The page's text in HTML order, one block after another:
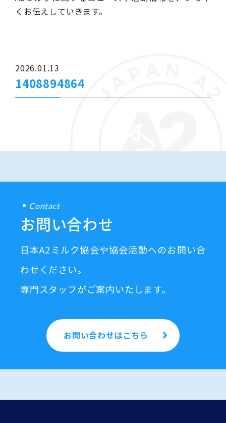
くお伝えしていきます。
2026.01.13
1408894864
Contact
お問い合わせ
日本A2ミルク協会や協会活動へのお問い合
わせください。
専門スタッフがご案内いたします。
お問い合わせはこちら